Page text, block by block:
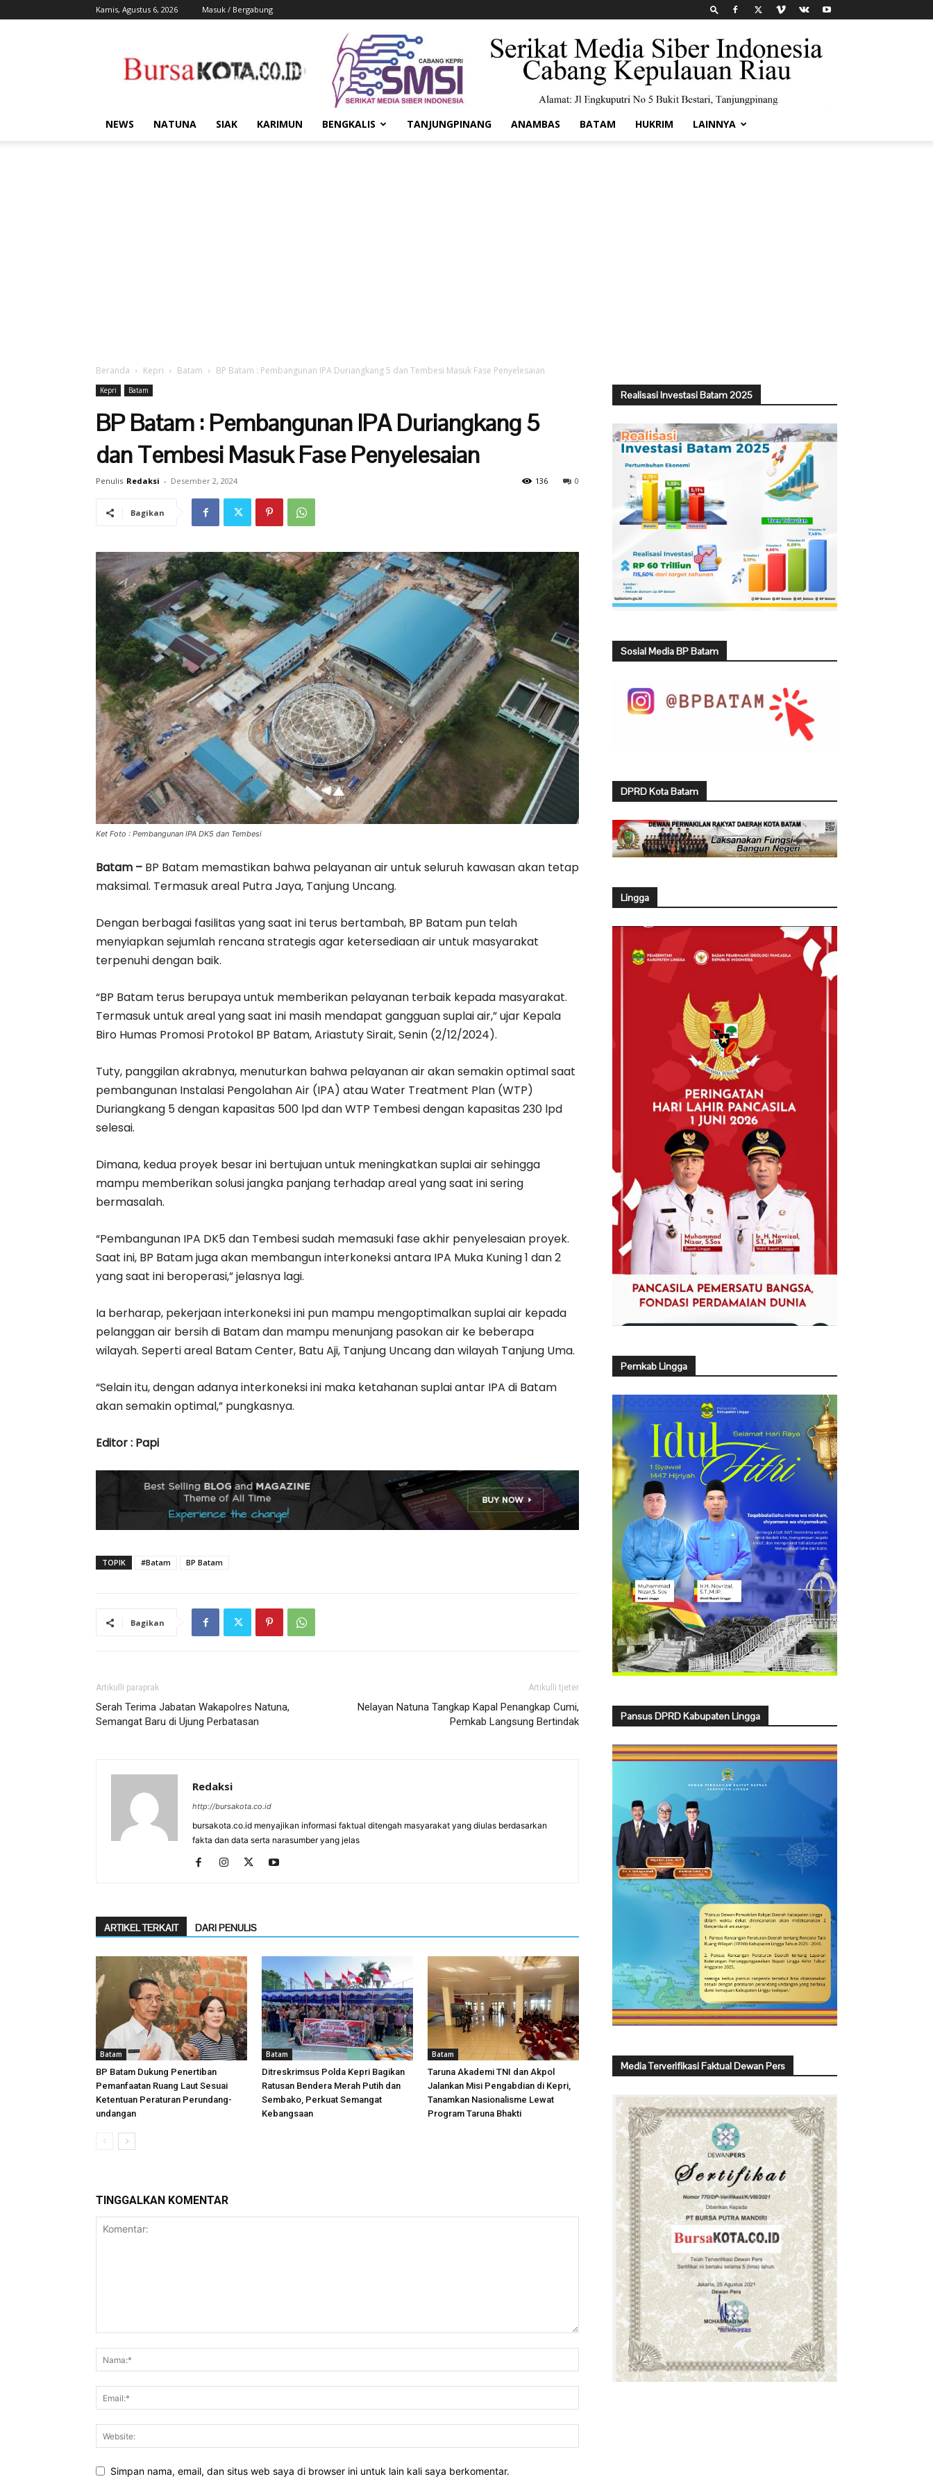
Kamis, Agustus 6, 2026 Masuk / Bergabung
Kota
NEWS NATUNA SIAK KARIMUN BENGKALIS TANJUNGPINANG ANAMBAS BATAM HUKRIM LAINNYA
Beranda Kepri Batam BP Batam : Pembangunan IPA Duriangkang 5 dan Tembesi Masuk Fase Penyelesaian
Kepri Batam
BP Batam : Pembangunan IPA Duriangkang 5
dan Tembesi Masuk Fase Penyelesaian
Penulis Redaksi - Desember 2, 2024 0
136
Bagikan
Ket Foto : Pembangunan IPA DK5 dan Tembesi
Batam – BP Batam memastikan bahwa pelayanan air untuk seluruh kawasan akan tetap
maksimal. Termasuk areal Putra Jaya, Tanjung Uncang.
Dengan berbagai fasilitas yang saat ini terus bertambah, BP Batam pun telah
menyiapkan sejumlah rencana strategis agar ketersediaan air untuk masyarakat
terpenuhi dengan baik.
“BP Batam terus berupaya untuk memberikan pelayanan terbaik kepada masyarakat.
Termasuk untuk areal yang saat ini masih mendapat gangguan suplai air,” ujar Kepala
Biro Humas Promosi Protokol BP Batam, Ariastuty Sirait, Senin (2/12/2024).
Tuty, panggilan akrabnya, menuturkan bahwa pelayanan air akan semakin optimal saat
pembangunan Instalasi Pengolahan Air (IPA) atau Water Treatment Plan (WTP)
Duriangkang 5 dengan kapasitas 500 lpd dan WTP Tembesi dengan kapasitas 230 lpd
selesai.
Dimana, kedua proyek besar ini bertujuan untuk meningkatkan suplai air sehingga
mampu memberikan solusi jangka panjang terhadap areal yang saat ini sering
bermasalah.
“Pembangunan IPA DK5 dan Tembesi sudah memasuki fase akhir penyelesaian proyek.
Saat ini, BP Batam juga akan membangun interkoneksi antara IPA Muka Kuning 1 dan 2
yang saat ini beroperasi,” jelasnya lagi.
Ia berharap, pekerjaan interkoneksi ini pun mampu mengoptimalkan suplai air kepada
pelanggan air bersih di Batam dan mampu menunjang pasokan air ke beberapa
wilayah. Seperti areal Batam Center, Batu Aji, Tanjung Uncang dan wilayah Tanjung Uma.
“Selain itu, dengan adanya interkoneksi ini maka ketahanan suplai antar IPA di Batam
akan semakin optimal,” pungkasnya.
Editor : Papi
TOPIK #Batam BP Batam
Bagikan
Artikulli paraprak
Serah Terima Jabatan Wakapolres Natuna,
Semangat Baru di Ujung Perbatasan
Artikulli tjetër
Nelayan Natuna Tangkap Kapal Penangkap Cumi,
Pemkab Langsung Bertindak
Redaksi
http://bursakota.co.id
bursakota.co.id menyajikan informasi faktual ditengah masyarakat yang diulas berdasarkan
fakta dan data serta narasumber yang jelas
ARTIKEL TERKAIT DARI PENULIS
Batam
BP Batam Dukung Penertiban
Pemanfaatan Ruang Laut Sesuai
Ketentuan Peraturan Perundang-
undangan
Batam
Ditreskrimsus Polda Kepri Bagikan
Ratusan Bendera Merah Putih dan
Sembako, Perkuat Semangat
Kebangsaan
Batam
Taruna Akademi TNI dan Akpol
Jalankan Misi Pengabdian di Kepri,
Tanamkan Nasionalisme Lewat
Program Taruna Bhakti
TINGGALKAN KOMENTAR
Simpan nama, email, dan situs web saya di browser ini untuk lain kali saya berkomentar.
Realisasi Investasi Batam 2025
Sosial Media BP Batam
DPRD Kota Batam
Lingga
Pemkab Lingga
Pansus DPRD Kabupaten Lingga
Media Terverifikasi Faktual Dewan Pers